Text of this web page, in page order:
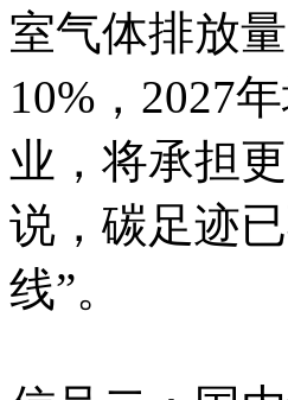
室气体排放
10%，2027
业，将承担
说，碳足迹
线”。